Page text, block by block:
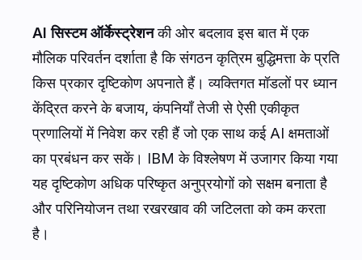
AI सिस्टम ऑर्केस्ट्रेशनकी ओर बदलाव इस बात में एक
मौलिक परिवर्तन दर्शाता है कि संगठन कृत्रिम बुद्धिमत्ता के प्रति
किस प्रकार दृष्टिकोण अपनाते हैं। व्यक्तिगत मॉडलों पर ध्यान
केंद्रित करने के बजाय, कंपनियाँ तेजी से ऐसी एकीकृत
प्रणालियों में निवेश कर रही हैं जो एक साथ कई AI क्षमताओं
का प्रबंधन कर सकें। IBM के विश्लेषण में उजागर किया गया
यह दृष्टिकोण अधिक परिष्कृत अनुप्रयोगों को सक्षम बनाता है
और परिनियोजन तथा रखरखाव की जटिलता को कम करता
है।